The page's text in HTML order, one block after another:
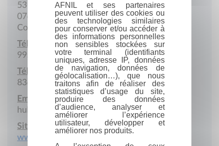
53 Avenue Maniema
07601 Lubumbashi
Congo, République démocratique du
Téléphone :
995 593 572
Téléphone portable :
836 080 836
Email :
hubert.kalukanda@gmail.com
Site Internet :
www.ehk-editions.com
AFNIL et ses partenaires
peuvent utiliser des cookies ou
des technologies similaires
pour conserver et/ou accéder à
des informations personnelles
non sensibles stockées sur
votre terminal (identifiants
uniques, adresse IP, données
de navigation, données de
géolocalisation…), que nous
traitons afin de réaliser des
statistiques d’usage du site,
produire des données
d’audience, analyser et
améliorer l’expérience
utilisateur, développer et
améliorer nos produits.